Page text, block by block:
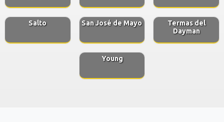
Salto San José de Mayo
Termas del
Dayman
Young